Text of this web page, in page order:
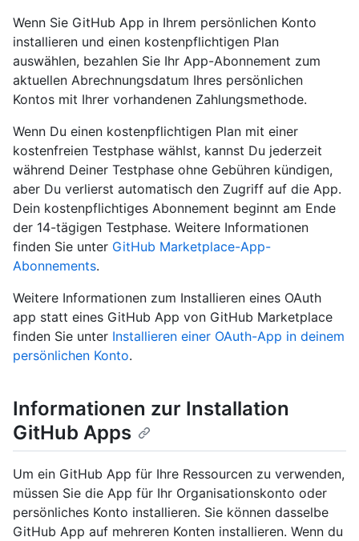
Wenn Sie GitHub App in Ihrem persönlichen Konto
installieren und einen kostenpflichtigen Plan
auswählen, bezahlen Sie Ihr App-Abonnement zum
aktuellen Abrechnungsdatum Ihres persönlichen
Kontos mit Ihrer vorhandenen Zahlungsmethode.
Wenn Du einen kostenpflichtigen Plan mit einer
kostenfreien Testphase wählst, kannst Du jederzeit
während Deiner Testphase ohne Gebühren kündigen,
aber Du verlierst automatisch den Zugriff auf die App.
Dein kostenpflichtiges Abonnement beginnt am Ende
der 14-tägigen Testphase. Weitere Informationen
finden Sie unter GitHub Marketplace-App-
Abonnements.
Weitere Informationen zum Installieren eines OAuth
app statt eines GitHub App von GitHub Marketplace
finden Sie unter Installieren einer OAuth-App in deinem
persönlichen Konto.
Informationen zur Installation
GitHub Apps
Um ein GitHub App für Ihre Ressourcen zu verwenden,
müssen Sie die App für Ihr Organisationskonto oder
persönliches Konto installieren. Sie können dasselbe
GitHub App auf mehreren Konten installieren. Wenn du